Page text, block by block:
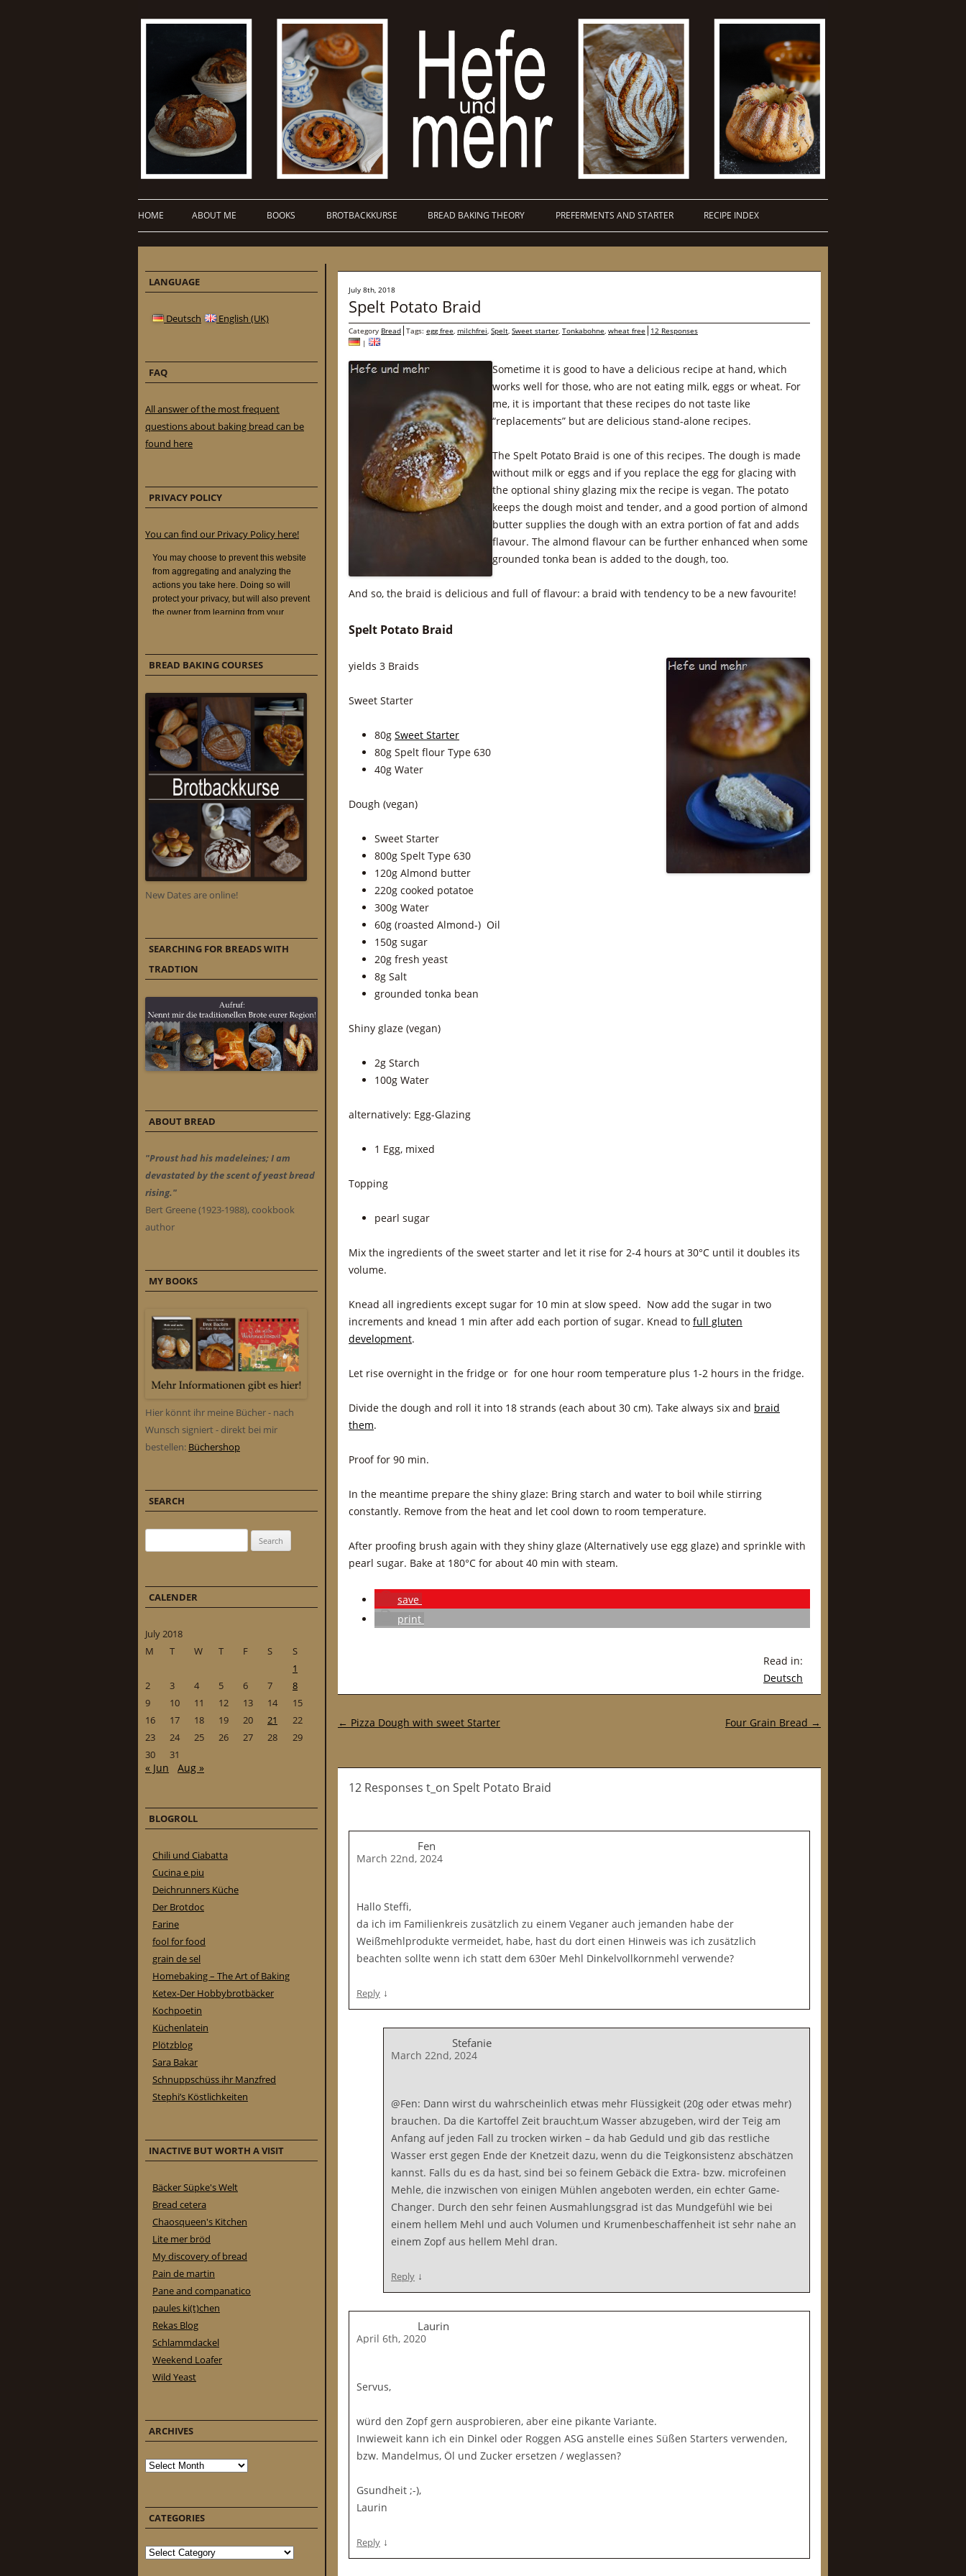
HOME ABOUT ME BOOKS BROTBACKKURSE BREAD BAKING THEORY PREFERMENTS AND STARTER RECIPE INDEX
July 8th, 2018
Spelt Potato Braid
Category Bread Tags: egg free, milchfrei, Spelt, Sweet starter, Tonkabohne, wheat free
12 Responses
|
Sometime it is good to have a delicious recipe at hand, which
works well for those, who are not eating milk, eggs or wheat. For
me, it is important that these recipes do not taste like
“replacements” but are delicious stand-alone recipes.
The Spelt Potato Braid is one of this recipes. The dough is made
without milk or eggs and if you replace the egg for glacing with
the optional shiny glazing mix the recipe is vegan. The potato
keeps the dough moist and tender, and a good portion of almond
butter supplies the dough with an extra portion of fat and adds
flavour. The almond flavour can be further enhanced when some
grounded tonka bean is added to the dough, too.
And so, the braid is delicious and full of flavour: a braid with tendency to be a new favourite!
Spelt Potato Braid
yields 3 Braids
Sweet Starter
80g Sweet Starter
80g Spelt flour Type 630
40g Water
Dough (vegan)
Sweet Starter
800g Spelt Type 630
120g Almond butter
220g cooked potatoe
300g Water
60g (roasted Almond-) Oil
150g sugar
20g fresh yeast
8g Salt
grounded tonka bean
Shiny glaze (vegan)
2g Starch
100g Water
alternatively: Egg-Glazing
1 Egg, mixed
Topping
pearl sugar
Mix the ingredients of the sweet starter and let it rise for 2-4 hours at 30°C until it doubles its
volume.
Knead all ingredients except sugar for 10 min at slow speed. Now add the sugar in two
increments and knead 1 min after add each portion of sugar. Knead to full gluten
development.
Let rise overnight in the fridge or for one hour room temperature plus 1-2 hours in the fridge.
Divide the dough and roll it into 18 strands (each about 30 cm). Take always six and braid
them.
Proof for 90 min.
In the meantime prepare the shiny glaze: Bring starch and water to boil while stirring
constantly. Remove from the heat and let cool down to room temperature.
After proofing brush again with they shiny glaze (Alternatively use egg glaze) and sprinkle with
pearl sugar. Bake at 180°C for about 40 min with steam.
save
print
Read in:
Deutsch
Post navigation
← Pizza Dough with sweet Starter Four Grain Bread →
12 Responses t_on Spelt Potato Braid
Fen
March 22nd, 2024
Hallo Steffi,
da ich im Familienkreis zusätzlich zu einem Veganer auch jemanden habe der
Weißmehlprodukte vermeidet, habe, hast du dort einen Hinweis was ich zusätzlich
beachten sollte wenn ich statt dem 630er Mehl Dinkelvollkornmehl verwende?
Reply ↓
Stefanie
March 22nd, 2024
@Fen: Dann wirst du wahrscheinlich etwas mehr Flüssigkeit (20g oder etwas mehr)
brauchen. Da die Kartoffel Zeit braucht,um Wasser abzugeben, wird der Teig am
Anfang auf jeden Fall zu trocken wirken – da hab Geduld und gib das restliche
Wasser erst gegen Ende der Knetzeit dazu, wenn du die Teigkonsistenz abschätzen
kannst. Falls du es da hast, sind bei so feinem Gebäck die Extra- bzw. microfeinen
Mehle, die inzwischen von einigen Mühlen angeboten werden, ein echter Game-
Changer. Durch den sehr feinen Ausmahlungsgrad ist das Mundgefühl wie bei
einem hellem Mehl und auch Volumen und Krumenbeschaffenheit ist sehr nahe an
einem Zopf aus hellem Mehl dran.
Reply ↓
Laurin
April 6th, 2020
Servus,
würd den Zopf gern ausprobieren, aber eine pikante Variante.
Inwieweit kann ich ein Dinkel oder Roggen ASG anstelle eines Süßen Starters verwenden,
bzw. Mandelmus, Öl und Zucker ersetzen / weglassen?
Gsundheit ;-),
Laurin
Reply ↓
LANGUAGE
Deutsch English (UK)
FAQ
All answer of the most frequent
questions about baking bread can be
found here
PRIVACY POLICY
You can find our Privacy Policy here!
BREAD BAKING COURSES
New Dates are online!
SEARCHING FOR BREADS WITH
TRADTION
ABOUT BREAD
"Proust had his madeleines; I am
devastated by the scent of yeast bread
rising."
Bert Greene (1923-1988), cookbook
author
MY BOOKS
Hier könnt ihr meine Bücher - nach
Wunsch signiert - direkt bei mir
bestellen: Büchershop
SEARCH
CALENDER
July 2018
M
T W T F S
S
1
2
3 4 5 6 7
8
9
10 11 12 13 14
15
16
17 18 19 20 21
22
23
24 25 26 27 28
29
30
31
« Jun Aug »
BLOGROLL
Chili und Ciabatta
Cucina e piu
Deichrunners Küche
Der Brotdoc
Farine
fool for food
grain de sel
Homebaking – The Art of Baking
Ketex-Der Hobbybrotbäcker
Kochpoetin
Küchenlatein
Plötzblog
Sara Bakar
Schnuppschüss ihr Manzfred
Stephi’s Köstlichkeiten
INACTIVE BUT WORTH A VISIT
Bäcker Süpke's Welt
Bread cetera
Chaosqueen's Kitchen
Lite mer bröd
My discovery of bread
Pain de martin
Pane and companatico
paules ki(t)chen
Rekas Blog
Schlammdackel
Weekend Loafer
Wild Yeast
ARCHIVES
Archives
CATEGORIES
Categories